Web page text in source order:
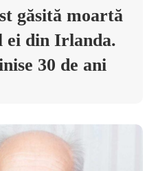
găsită moartă
ei din Irlanda.
30 de ani